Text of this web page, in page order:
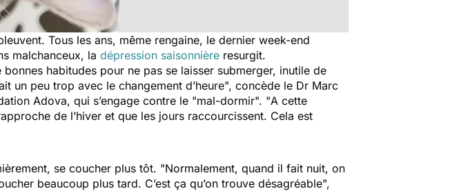
Tous les ans, même rengaine, le dernier week-end
malchanceux, la dépression saisonnière resurgit.
habitudes pour ne pas se laisser submerger, inutile de
un peu trop avec le changement d’heure", concède le Dr Marc
Adova, qui s’engage contre le "mal-dormir". "A cette
de l’hiver et que les jours raccourcissent. Cela est
se coucher plus tôt. "Normalement, quand il fait nuit, on
beaucoup plus tard. C’est ça qu’on trouve désagréable",